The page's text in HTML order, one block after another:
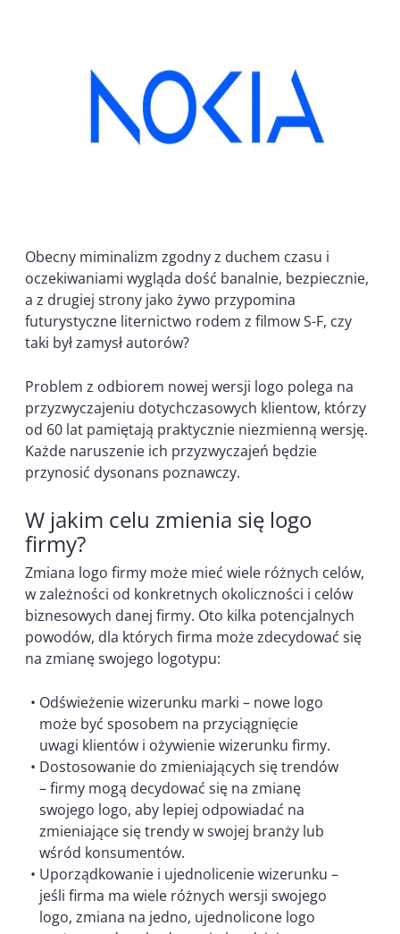
Obecny miminalizm zgodny z duchem czasu i
oczekiwaniami wygląda dość banalnie, bezpiecznie,
a z drugiej strony jako żywo przypomina
futurystyczne liternictwo rodem z filmow S-F, czy
taki był zamysł autorów?
Problem z odbiorem nowej wersji logo polega na
przyzwyczajeniu dotychczasowych klientow, którzy
od 60 lat pamiętają praktycznie niezmienną wersję.
Każde naruszenie ich przyzwyczajeń będzie
przynosić dysonans poznawczy.
W jakim celu zmienia się logo
firmy?
Zmiana logo firmy może mieć wiele różnych celów,
w zależności od konkretnych okoliczności i celów
biznesowych danej firmy. Oto kilka potencjalnych
powodów, dla których firma może zdecydować się
na zmianę swojego logotypu:
Odświeżenie wizerunku marki – nowe logo
może być sposobem na przyciągnięcie
uwagi klientów i ożywienie wizerunku firmy.
Dostosowanie do zmieniających się trendów
– firmy mogą decydować się na zmianę
swojego logo, aby lepiej odpowiadać na
zmieniające się trendy w swojej branży lub
wśród konsumentów.
Uporządkowanie i ujednolicenie wizerunku –
jeśli firma ma wiele różnych wersji swojego
logo, zmiana na jedno, ujednolicone logo